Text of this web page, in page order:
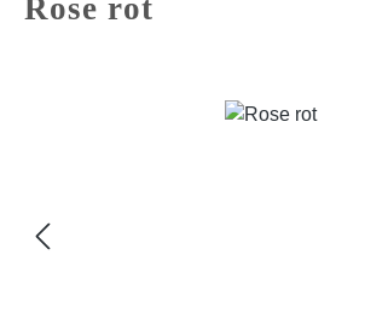
Rose rot
Bildergalerie überspringen